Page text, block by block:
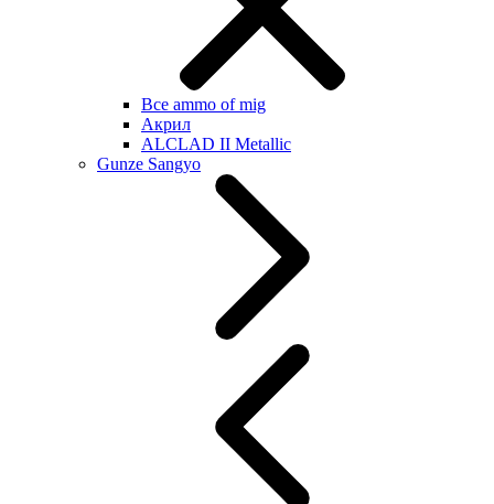
Все ammo of mig
Акрил
ALCLAD II Metallic
Gunze Sangyo